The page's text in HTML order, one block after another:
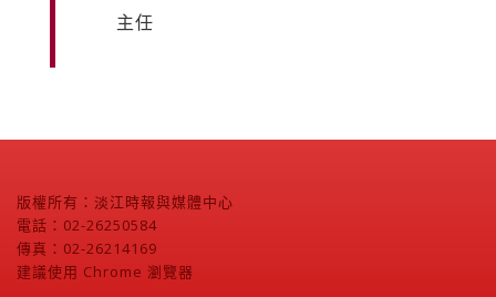
主任
版權所有：淡江時報與媒體中心
電話：02-26250584
傳真：02-26214169
建議使用 Chrome 瀏覽器